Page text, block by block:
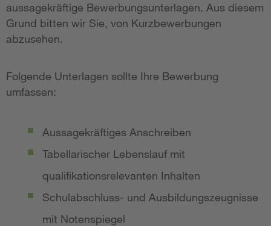
aussagekräftige Bewerbungsunterlagen. Aus diesem
Grund bitten wir Sie, von Kurzbewerbungen
abzusehen.
Folgende Unterlagen sollte Ihre Bewerbung
umfassen:
Aussagekräftiges Anschreiben
Tabellarischer Lebenslauf mit
qualifikationsrelevanten Inhalten
Schulabschluss- und Ausbildungszeugnisse
mit Notenspiegel